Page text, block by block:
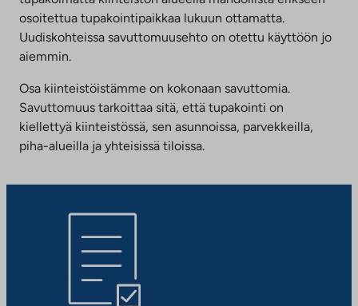
osoitettua tupakointipaikkaa lukuun ottamatta.
Uudiskohteissa savuttomuusehto on otettu käyttöön jo
aiemmin.
Osa kiinteistöistämme on kokonaan savuttomia.
Savuttomuus tarkoittaa sitä, että tupakointi on
kiellettyä kiinteistössä, sen asunnoissa, parvekkeilla,
piha-alueilla ja yhteisissä tiloissa.